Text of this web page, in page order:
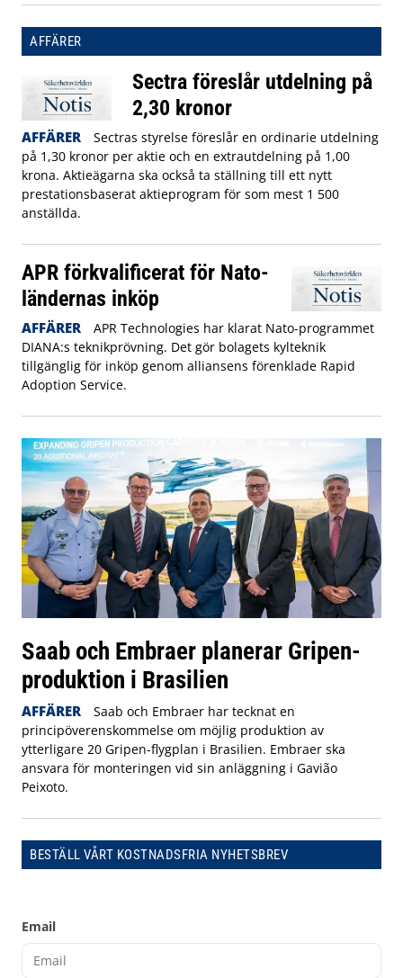
AFFÄRER
Sectra föreslår utdelning på
2,30 kronor
AFFÄRER
Sectras styrelse föreslår en ordinarie utdelning
på 1,30 kronor per aktie och en extrautdelning på 1,00
krona. Aktieägarna ska också ta ställning till ett nytt
prestationsbaserat aktieprogram för som mest 1 500
anställda.
APR förkvalificerat för Nato-
ländernas inköp
AFFÄRER
APR Technologies har klarat Nato-programmet
DIANA:s teknikprövning. Det gör bolagets kylteknik
tillgänglig för inköp genom alliansens förenklade Rapid
Adoption Service.
Saab och Embraer planerar Gripen-
produktion i Brasilien
AFFÄRER
Saab och Embraer har tecknat en
principöverenskommelse om möjlig produktion av
ytterligare 20 Gripen-flygplan i Brasilien. Embraer ska
ansvara för monteringen vid sin anläggning i Gavião
Peixoto.
BESTÄLL VÅRT KOSTNADSFRIA NYHETSBREV
Email